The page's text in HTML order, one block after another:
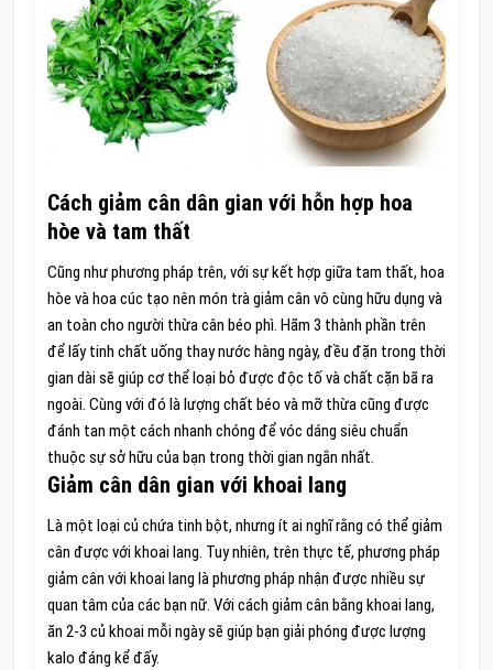
Cách giảm cân dân gian với hỗn hợp hoa
hòe và tam thất
Cũng như phương pháp trên, với sự kết hợp giữa tam thất, hoa
hòe và hoa cúc tạo nên món trà giảm cân vô cùng hữu dụng và
an toàn cho người thừa cân béo phì. Hãm 3 thành phần trên
để lấy tinh chất uống thay nước hàng ngày, đều đặn trong thời
gian dài sẽ giúp cơ thể loại bỏ được độc tố và chất cặn bã ra
ngoài. Cùng với đó là lượng chất béo và mỡ thừa cũng được
đánh tan một cách nhanh chóng để vóc dáng siêu chuẩn
thuộc sự sở hữu của bạn trong thời gian ngắn nhất.
Giảm cân dân gian với khoai lang
Là một loại củ chứa tinh bột, nhưng ít ai nghĩ rằng có thể giảm
cân được với khoai lang. Tuy nhiên, trên thực tế, phương pháp
giảm cân với khoai lang là phương pháp nhận được nhiều sự
quan tâm của các bạn nữ. Với cách giảm cân bằng khoai lang,
ăn 2-3 củ khoai mỗi ngày sẽ giúp bạn giải phóng được lượng
kalo đáng kể đấy.